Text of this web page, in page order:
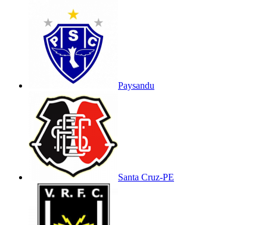
Paysandu
Santa Cruz-PE